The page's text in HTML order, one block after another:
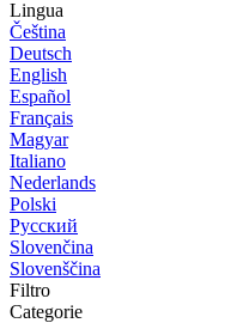
Lingua
Čeština
Deutsch
English
Español
Français
Magyar
Italiano
Nederlands
Polski
Русский
Slovenčina
Slovenščina
Filtro
Categorie